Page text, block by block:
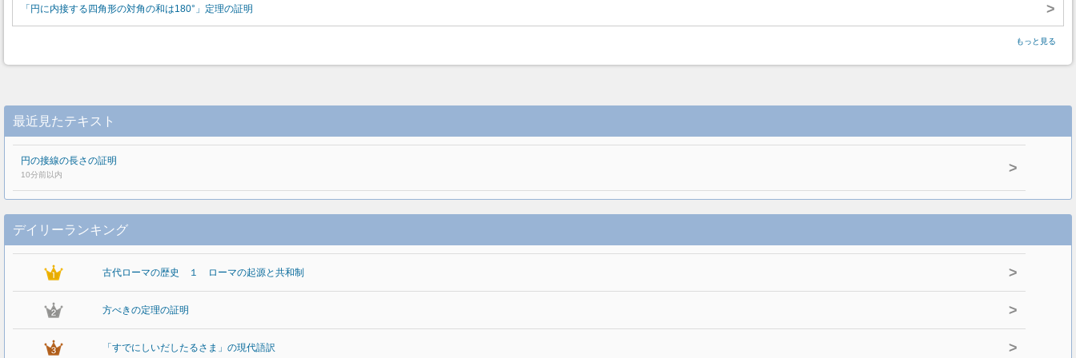
「円に内接する四角形の対角の和は180°」定理の証明 >
もっと見る
最近見たテキスト
円の接線の長さの証明
10分前以内 >
デイリーランキング
古代ローマの歴史 １ ローマの起源と共和制 >
方べきの定理の証明 >
「すでにしいだしたるさま」の現代語訳 >